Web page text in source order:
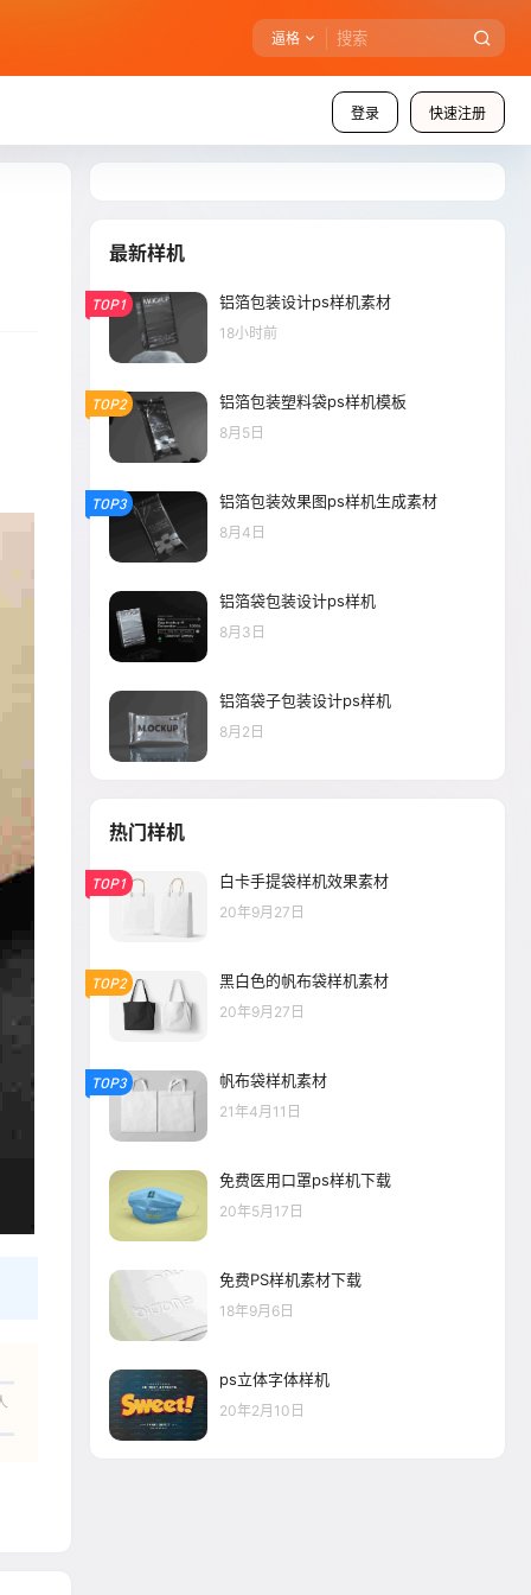
逼格
登录 快速注册
最新样机
TOP1 铝箔包装设计ps样机素材
18小时前
TOP2 铝箔包装塑料袋ps样机模板
8月5日
TOP3 铝箔包装效果图ps样机生成素材
8月4日
铝箔袋包装设计ps样机
8月3日
铝箔袋子包装设计ps样机
8月2日
热门样机
TOP1 白卡手提袋样机效果素材
20年9月27日
TOP2 黑白色的帆布袋样机素材
20年9月27日
TOP3 帆布袋样机素材
21年4月11日
免费医用口罩ps样机下载
20年5月17日
免费PS样机素材下载
18年9月6日
ps立体字体样机
20年2月10日